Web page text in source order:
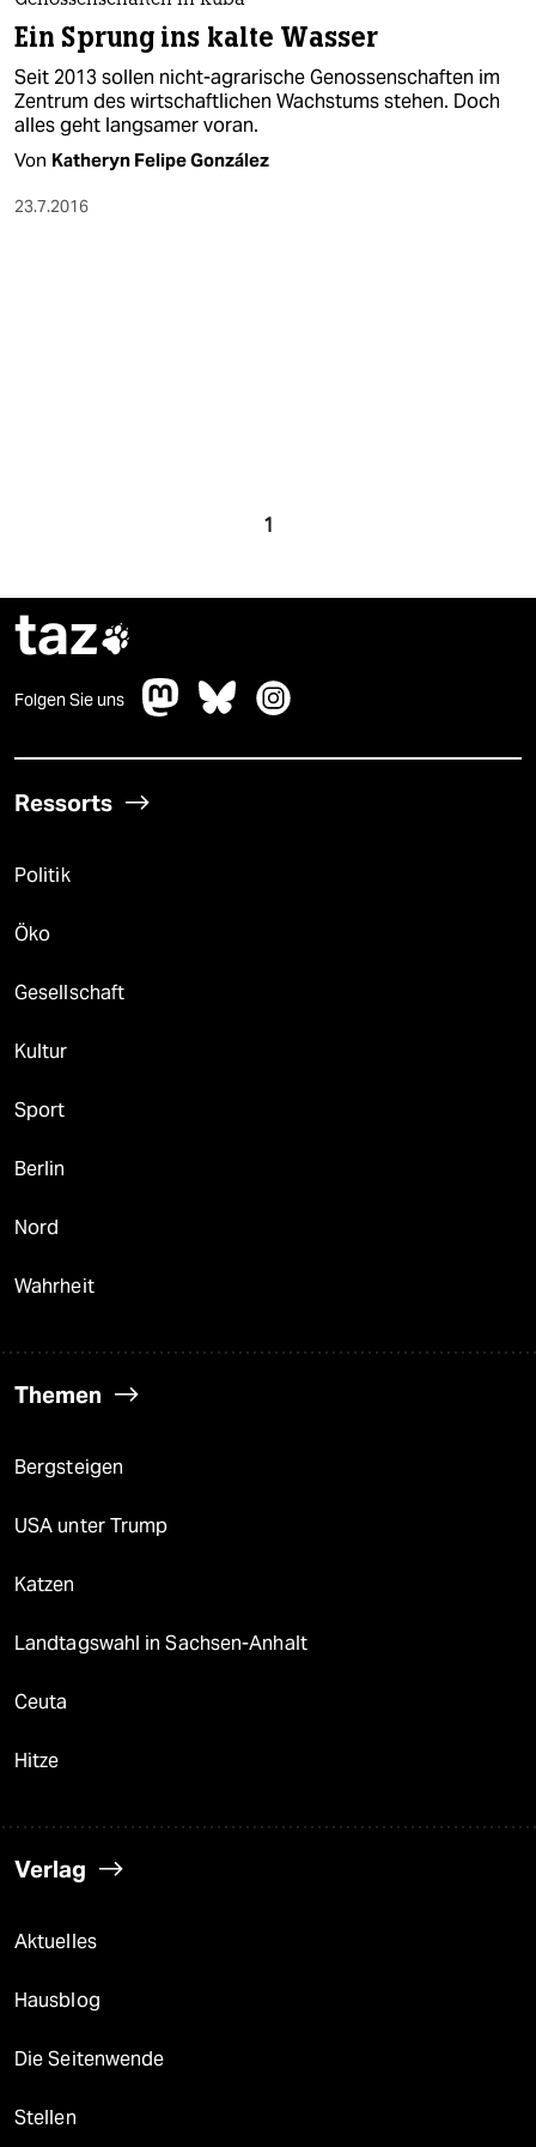
nord
wahrheit
verlag
verlag
Ein Sprung ins kalte Wasser
Seit 2013 sollen nicht-agrarische Genossenschaften im
Zentrum des wirtschaftlichen Wachstums stehen. Doch
alles geht langsamer voran.
Von Katheryn Felipe González
23.7.2016
1
taz
Folgen Sie uns
Ressorts
Politik
Öko
Gesellschaft
Kultur
Sport
Berlin
Nord
Wahrheit
Themen
Bergsteigen
USA unter Trump
Katzen
Landtagswahl in Sachsen-Anhalt
Ceuta
Hitze
Verlag
Aktuelles
Hausblog
Die Seitenwende
Stellen